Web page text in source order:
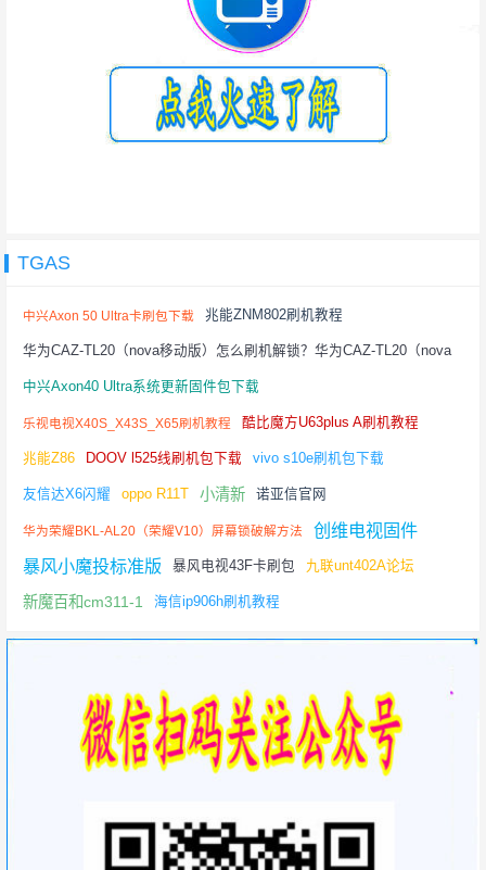
TGAS
中兴Axon 50 Ultra卡刷包下载 兆能ZNM802刷机教程
华为CAZ-TL20（nova移动版）怎么刷机解锁？华为CAZ-TL20（nova
移动版）格机方法（教程）
中兴Axon40 Ultra系统更新固件包下载
乐视电视X40S_X43S_X65刷机教程 酷比魔方U63plus A刷机教程
兆能Z86 DOOV l525线刷机包下载 vivo s10e刷机包下载
友信达X6闪耀 oppo R11T 小清新 诺亚信官网
华为荣耀BKL-AL20（荣耀V10）屏幕锁破解方法
创维电视固件
暴风小魔投标准版
暴风电视43F卡刷包 九联unt402A论坛
新魔百和cm311-1 海信ip906h刷机教程